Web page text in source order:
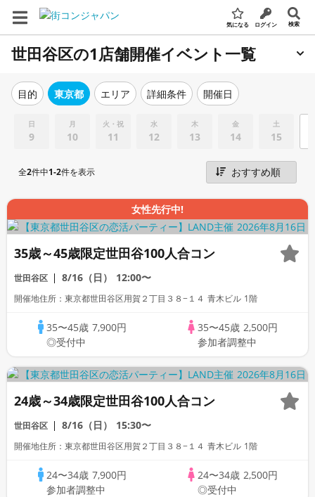
気になる ログイン 検索
世田谷区の1店舗開催イベント一覧
目的 東京都 エリア 詳細条件 開催日
日
9
月
10
火・祝
11
水
12
木
13
金
14
土
15
全2件中1-2件を表示
女性先行中!
35歳～45歳限定世田谷100人合コン
世田谷区 8/16（日） 12:00〜
開催地住所：東京都世田谷区用賀２丁目３８−１４ 青木ビル 1階
35〜45歳 7,900円
◎受付中
35〜45歳 2,500円
参加者調整中
24歳～34歳限定世田谷100人合コン
世田谷区 8/16（日） 15:30〜
開催地住所：東京都世田谷区用賀２丁目３８−１４ 青木ビル 1階
24〜34歳 7,900円
参加者調整中
24〜34歳 2,500円
◎受付中